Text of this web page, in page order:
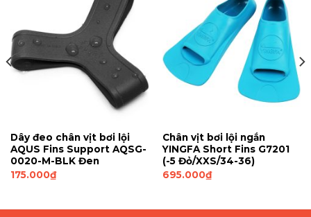
Dây đeo chân vịt bơi lội
AQUS Fins Support AQSG-
0020-M-BLK Đen
175.000₫
Chân vịt bơi lội ngắn
YINGFA Short Fins G7201
(-5 Đỏ/XXS/34-36)
695.000₫